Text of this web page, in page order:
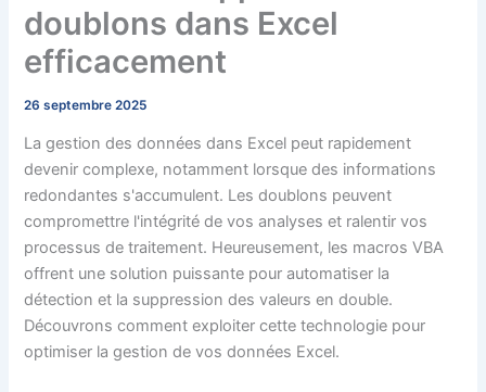
doublons dans Excel
efficacement
26 septembre 2025
La gestion des données dans Excel peut rapidement
devenir complexe, notamment lorsque des informations
redondantes s'accumulent. Les doublons peuvent
compromettre l'intégrité de vos analyses et ralentir vos
processus de traitement. Heureusement, les macros VBA
offrent une solution puissante pour automatiser la
détection et la suppression des valeurs en double.
Découvrons comment exploiter cette technologie pour
optimiser la gestion de vos données Excel.